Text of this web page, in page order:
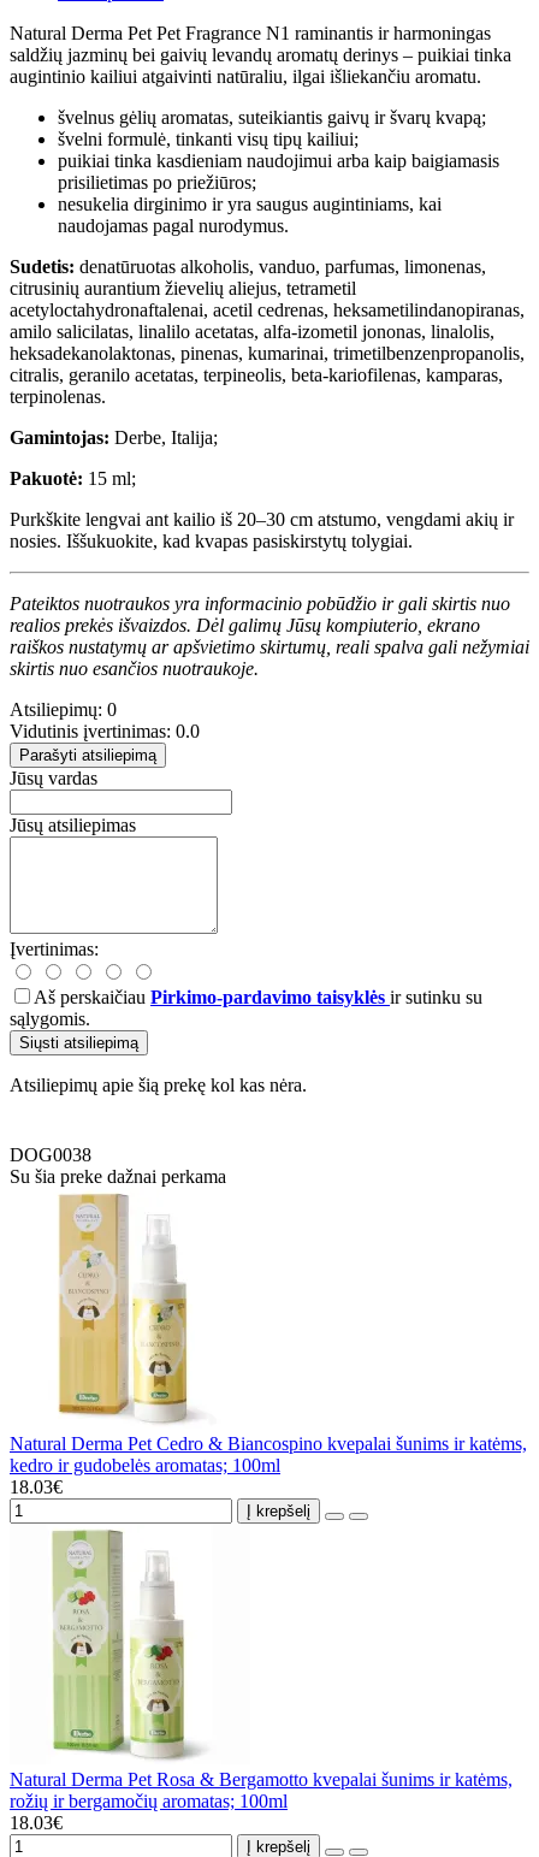
Natural Derma Pet Pet Fragrance N1 raminantis ir harmoningas
saldžių jazminų bei gaivių levandų aromatų derinys – puikiai tinka
augintinio kailiui atgaivinti natūraliu, ilgai išliekančiu aromatu.
švelnus gėlių aromatas, suteikiantis gaivų ir švarų kvapą;
švelni formulė, tinkanti visų tipų kailiui;
puikiai tinka kasdieniam naudojimui arba kaip baigiamasis
prisilietimas po priežiūros;
nesukelia dirginimo ir yra saugus augintiniams, kai
naudojamas pagal nurodymus.
Sudetis: denatūruotas alkoholis, vanduo, parfumas, limonenas,
citrusinių aurantium žievelių aliejus, tetrametil
acetyloctahydronaftalenai, acetil cedrenas, heksametilindanopiranas,
amilo salicilatas, linalilo acetatas, alfa-izometil jononas, linalolis,
heksadekanolaktonas, pinenas, kumarinai, trimetilbenzenpropanolis,
citralis, geranilo acetatas, terpineolis, beta-kariofilenas, kamparas,
terpinolenas.
Gamintojas: Derbe, Italija;
Pakuotė: 15 ml;
Purkškite lengvai ant kailio iš 20–30 cm atstumo, vengdami akių ir
nosies. Iššukuokite, kad kvapas pasiskirstytų tolygiai.
Pateiktos nuotraukos yra informacinio pobūdžio ir gali skirtis nuo
realios prekės išvaizdos. Dėl galimų Jūsų kompiuterio, ekrano
raiškos nustatymų ar apšvietimo skirtumų, reali spalva gali nežymiai
skirtis nuo esančios nuotraukoje.
Atsiliepimų: 0
Vidutinis įvertinimas: 0.0
Parašyti atsiliepimą
Jūsų vardas
Jūsų atsiliepimas
Įvertinimas:
Aš perskaičiau Pirkimo-pardavimo taisyklės ir sutinku su
sąlygomis.
Siųsti atsiliepimą
Atsiliepimų apie šią prekę kol kas nėra.
DOG0038
Su šia preke dažnai perkama
Natural Derma Pet Cedro & Biancospino kvepalai šunims ir katėms,
kedro ir gudobelės aromatas; 100ml
18.03€
Į krepšelį
Natural Derma Pet Rosa & Bergamotto kvepalai šunims ir katėms,
rožių ir bergamočių aromatas; 100ml
18.03€
Į krepšelį